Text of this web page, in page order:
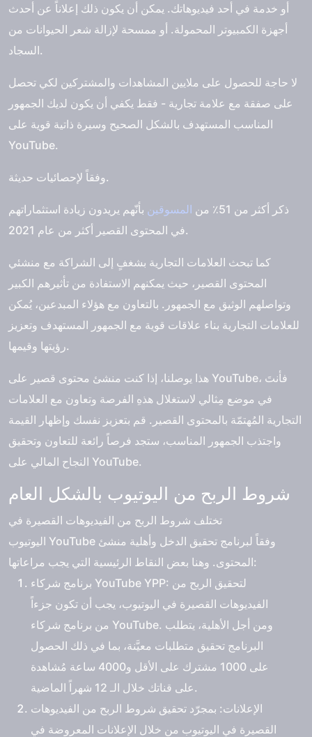
أو خدمة في أحد فيديوهاتك. يمكن أن يكون ذلك إعلاناً عن أحدث
أجهزة الكمبيوتر المحمولة. أو ممسحة لإزالة شعر الحيوانات من
السجاد.
لا حاجة للحصول على ملايين المشاهدات والمشتركين لكي تحصل
على صفقة مع علامة تجارية - فقط يكفي أن يكون لديك الجمهور
المناسب المستهدف بالشكل الصحيح وسيرة ذاتية قوية على
YouTube.
وفقاً لإحصائيات حديثة.
ذكر أكثر من 51٪ من المسوقين بأنّهم يريدون زيادة استثماراتهم
في المحتوى القصير أكثر من عام 2021.
كما تبحث العلامات التجارية بشغفٍ إلى الشراكة مع منشئي
المحتوى القصير، حيث يمكنهم الاستفادة من تأثيرهم الكبير
وتواصلهم الوثيق مع الجمهور. بالتعاون مع هؤلاء المبدعين، يُمكن
للعلامات التجارية بناء علاقات قوية مع الجمهور المستهدف وتعزيز
رؤيتها وقيمها.
هذا يوصلنا، إذا كنت منشئ محتوى قصير على YouTube، فأنتَ
في موضع مِثالي لاستغلال هذهِ الفرصة وتعاون مع العلامات
التجارية المُهتمّة بالمحتوى القصير. قم بتعزيز نفسك وإظهار القيمة
واجتذب الجمهور المناسب، ستجد فرصاً رائعة للتعاون وتحقيق
النجاح المالي على YouTube.
شروط الربح من اليوتيوب بالشكل العام
تختلف شروط الربح من الفيديوهات القصيرة في
اليوتيوب YouTube وفقاً لبرنامج تحقيق الدخل وأهلية منشئ
المحتوى. وهنا بعض النقاط الرئيسية التي يجب مراعاتها:
برنامج شركاء YouTube YPP: لتحقيق الربح من
الفيديوهات القصيرة في اليوتيوب، يجب أن تكون جزءاً
من برنامج شركاء YouTube. ومن أجل الأهلية، يتطلب
البرنامج تحقيق متطلبات معيَّنة، بما في ذلك الحصول
على 1000 مشترك على الأقل و4000 ساعة مُشاهدة
على قناتك خلال الـ 12 شهراً الماضية.
الإعلانات: بمجرّد تحقيق شروط الربح من الفيديوهات
القصيرة في اليوتيوب من خلال الإعلانات المعروضة في